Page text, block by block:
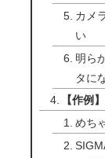
カメ
い
明ら
タに
【作例
めち